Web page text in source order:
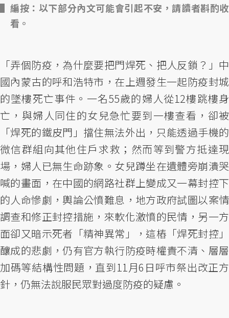
編按：以下部分內文可能會引起不安，請讀者斟酌收
看。
「弄個防疫，為什麼要把門焊死、把人反鎖？」中
國內蒙古的呼和浩特市，在上週發生一起防疫封城
的墜樓死亡事件。一名55歲的婦人從12樓跳樓身
亡，與婦人同住的女兒急忙要到一樓查看，卻被
「焊死的鐵皮門」擋住無法外出，只能透過手機的
微信群組向其他住戶求救；然而等到警方抵達現
場，婦人已無生命跡象。女兒蹲坐在遺體旁崩潰哭
喊的畫面，在中國的網路社群上變成又一幕封控下
的人命慘劇，輿論公憤難息，地方政府試圖以案情
調查和修正封控措施，來軟化激憤的民情，另一方
面卻又暗示死者「精神異常」，這樁「焊死封控」
釀成的悲劇，仍有官方執行防疫時權責不清、層層
加碼等結構性問題，直到11月6日呼市祭出改正方
針，仍無法說服民眾對過度防疫的疑慮。